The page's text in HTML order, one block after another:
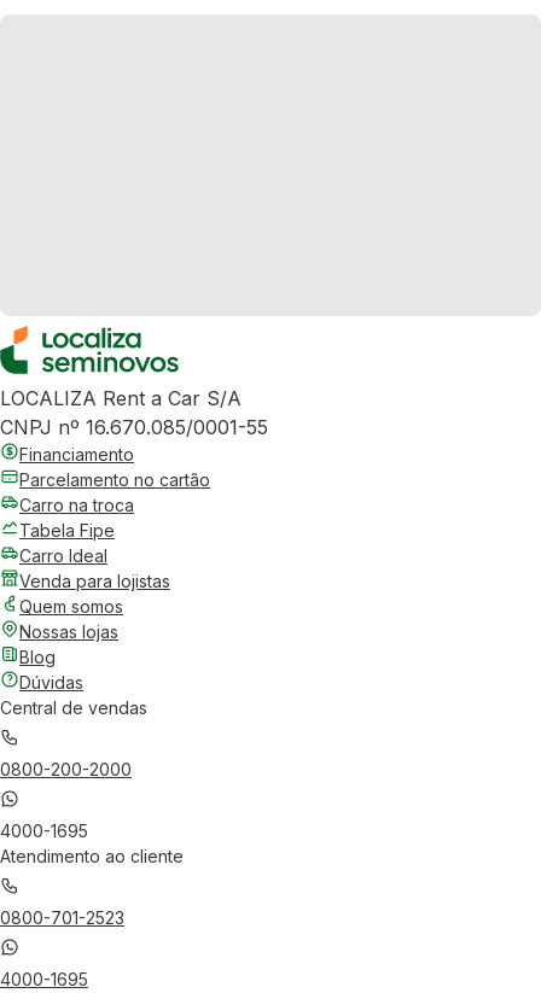
LOCALIZA Rent a Car S/A
CNPJ nº 16.670.085/0001-55
Financiamento
Parcelamento no cartão
Carro na troca
Tabela Fipe
Carro Ideal
Venda para lojistas
Quem somos
Nossas lojas
Blog
Dúvidas
Central de vendas
0800-200-2000
4000-1695
Atendimento ao cliente
0800-701-2523
4000-1695